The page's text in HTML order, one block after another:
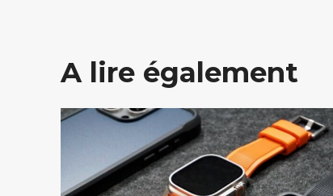
A lire également